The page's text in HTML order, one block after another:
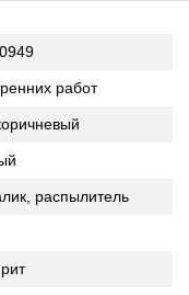
работ
распылитель